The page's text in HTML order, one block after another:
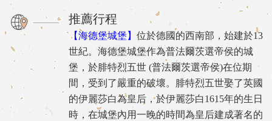
推薦行程
【海德堡城堡】 位於德國的西南部，始建於13
世紀。海德堡城堡作為普法爾茨選帝侯的城
堡，於腓特烈五世 (普法爾茨選帝侯)在位期
間，受到了嚴重的破壞。腓特烈五世娶了英國
的伊麗莎白為皇后，於伊麗莎白1615年的生日
時，在城堡內用一晚的時間為皇后建成著名的